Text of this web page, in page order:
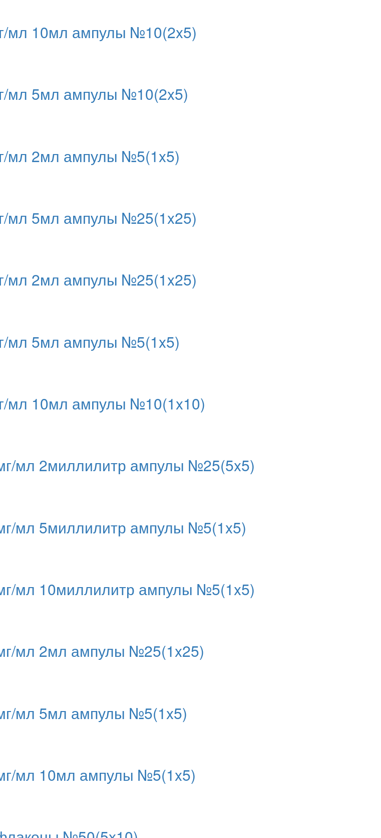
мл 10мл ампулы №10(2x5)
мл 5мл ампулы №10(2x5)
мл 2мл ампулы №5(1x5)
мл 5мл ампулы №25(1x25)
мл 2мл ампулы №25(1x25)
мл 5мл ампулы №5(1x5)
мл 10мл ампулы №10(1x10)
мл 2миллилитр ампулы №25(5x5)
мл 5миллилитр ампулы №5(1x5)
мл 10миллилитр ампулы №5(1x5)
мл 2мл ампулы №25(1x25)
мл 5мл ампулы №5(1x5)
мл 10мл ампулы №5(1x5)